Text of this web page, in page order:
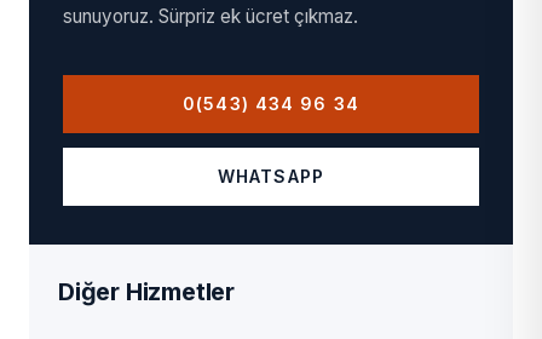
sunuyoruz. Sürpriz ek ücret çıkmaz.
0(543) 434 96 34
WHATSAPP
Diğer Hizmetler